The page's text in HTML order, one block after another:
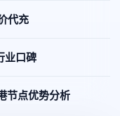
代充
业口碑
节点优势分析